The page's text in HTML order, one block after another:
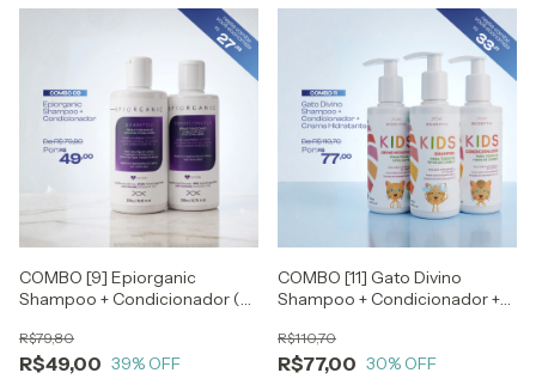
COMBO [9] Epiorganic
Shampoo + Condicionador (2
R$49,00
R$79,80
39% OFF
COMBO [11] Gato Divino
Shampoo + Condicionador +
produtos)
R$77,00
R$110,70
30% OFF